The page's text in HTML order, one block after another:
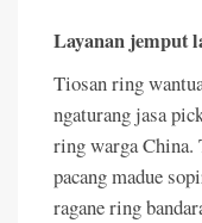
Layanan jemput
Tiosan ring
ngaturang jasa
ring warga China.
pacang madue
ragane ring